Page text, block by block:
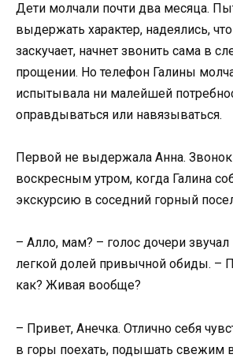
Дети молчали почти два месяца.
выдержать характер, надеялись,
заскучает, начнет звонить сама в
прощении. Но телефон Галины
испытывала ни малейшей
оправдываться или навязываться.
Первой не выдержала Анна. Звонок
воскресным утром, когда Галина
экскурсию в соседний горный
– Алло, мам? – голос дочери звучал
легкой долей привычной обиды. –
как? Живая вообще?
– Привет, Анечка. Отлично себя
в горы поехать, подышать свежим